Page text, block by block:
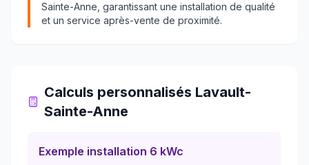
Sainte-Anne , garantissant une installation de qualité
et un service après-vente de proximité.
Calculs personnalisés Lavault-
Sainte-Anne
Exemple installation 6 kWc